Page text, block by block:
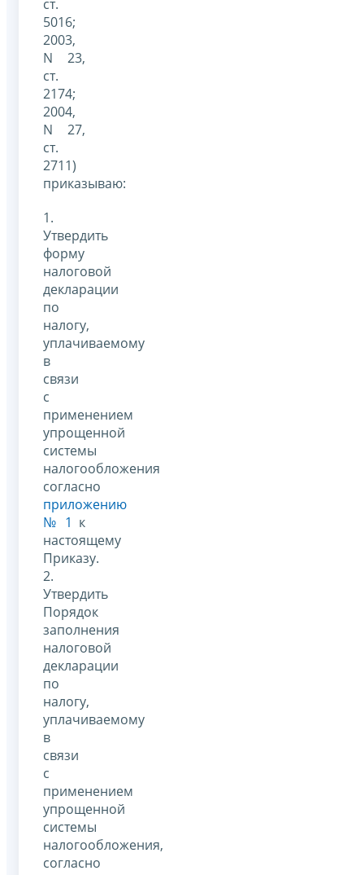
ст.
5016;
2003,
N 23,
ст.
2174;
2004,
N 27,
ст.
2711)
приказываю:
1.
Утвердить
форму
налоговой
декларации
по
налогу,
уплачиваемому
в
связи
с
применением
упрощенной
системы
налогообложения
согласно
приложению
№ 1 к
настоящему
Приказу.
2.
Утвердить
Порядок
заполнения
налоговой
декларации
по
налогу,
уплачиваемому
в
связи
с
применением
упрощенной
системы
налогообложения,
согласно